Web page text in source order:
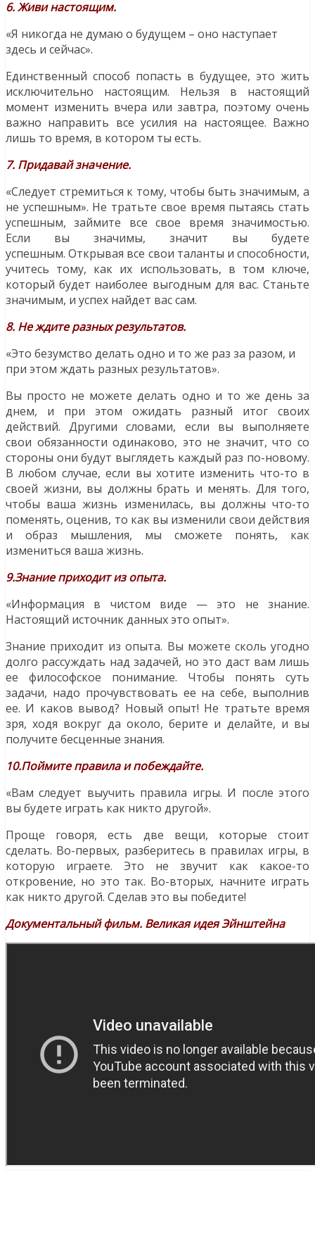
6. Живи настоящим.
«Я никогда не думаю о будущем – оно наступает
здесь и сейчас».
Единственный способ попасть в будущее, это жить
исключительно настоящим. Нельзя в настоящий
момент изменить вчера или завтра, поэтому очень
важно направить все усилия на настоящее. Важно
лишь то время, в котором ты есть.
7. Придавай значение.
«Следует стремиться к тому, чтобы быть значимым, а
не успешным». Не тратьте свое время пытаясь стать
успешным, займите все свое время значимостью.
Если вы значимы, значит вы будете
успешным. Открывая все свои таланты и способности,
учитесь тому, как их использовать, в том ключе,
который будет наиболее выгодным для вас. Станьте
значимым, и успех найдет вас сам.
8. Не ждите разных результатов.
«Это безумство делать одно и то же раз за разом, и
при этом ждать разных результатов».
Вы просто не можете делать одно и то же день за
днем, и при этом ожидать разный итог своих
действий. Другими словами, если вы выполняете
свои обязанности одинаково, это не значит, что со
стороны они будут выглядеть каждый раз по-новому.
В любом случае, если вы хотите изменить что-то в
своей жизни, вы должны брать и менять. Для того,
чтобы ваша жизнь изменилась, вы должны что-то
поменять, оценив, то как вы изменили свои действия
и образ мышления, мы сможете понять, как
измениться ваша жизнь.
9.Знание приходит из опыта.
«Информация в чистом виде — это не знание.
Настоящий источник данных это опыт».
Знание приходит из опыта. Вы можете сколь угодно
долго рассуждать над задачей, но это даст вам лишь
ее философское понимание. Чтобы понять суть
задачи, надо прочувствовать ее на себе, выполнив
ее. И каков вывод? Новый опыт! Не тратьте время
зря, ходя вокруг да около, берите и делайте, и вы
получите бесценные знания.
10.Поймите правила и побеждайте.
«Вам следует выучить правила игры. И после этого
вы будете играть как никто другой».
Проще говоря, есть две вещи, которые стоит
сделать. Во-первых, разберитесь в правилах игры, в
которую играете. Это не звучит как какое-то
откровение, но это так. Во-вторых, начните играть
как никто другой. Сделав это вы победите!
Документальный фильм. Великая идея Эйнштейна